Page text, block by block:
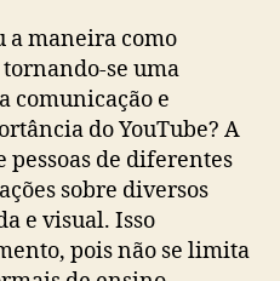
a maneira como
se uma
comunicação e
do YouTube? A
de diferentes
sobre diversos
e visual. Isso
pois não se limita